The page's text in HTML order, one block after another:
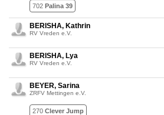
702 Palina 39
BERISHA, Kathrin
RV Vreden e.V.
BERISHA, Lya
RV Vreden e.V.
BEYER, Sarina
ZRFV Mettingen e.V.
270 Clever Jump